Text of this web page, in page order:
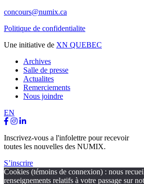
concours@numix.ca
Politique de confidentialite
Une initiative de XN QUEBEC
Archives
Salle de presse
Actualites
Remerciements
Nous joindre
EN
Inscrivez-vous a l'infolettre pour recevoir
toutes les nouvelles des NUMIX.
S’inscrire
Cookies (témoins de connexion) : nous
renseignements relatifs à votre passage sur